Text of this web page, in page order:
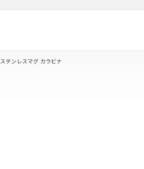
ステンレスマグ カラビナ